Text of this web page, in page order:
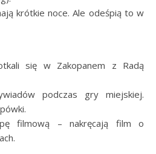
krótkie noce. Ale odeśpią to w
się w Zakopanem z Radą
podczas gry miejskiej.
filmową – nakręcają film o